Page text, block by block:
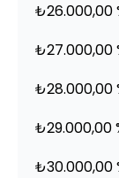
₺26.000,00
₺27.000,00
₺28.000,00
₺29.000,00
₺30.000,00